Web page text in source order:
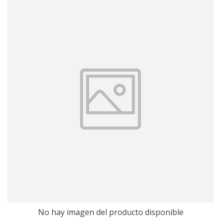
No hay imagen del producto disponible